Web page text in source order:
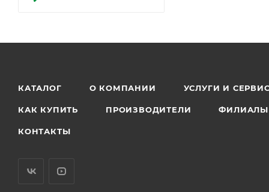
КАТАЛОГ О КОМПАНИИ УСЛУГИ И
КАК КУПИТЬ ПРОИЗВОДИТЕЛИ ФИЛИАЛЫ
КОНТАКТЫ